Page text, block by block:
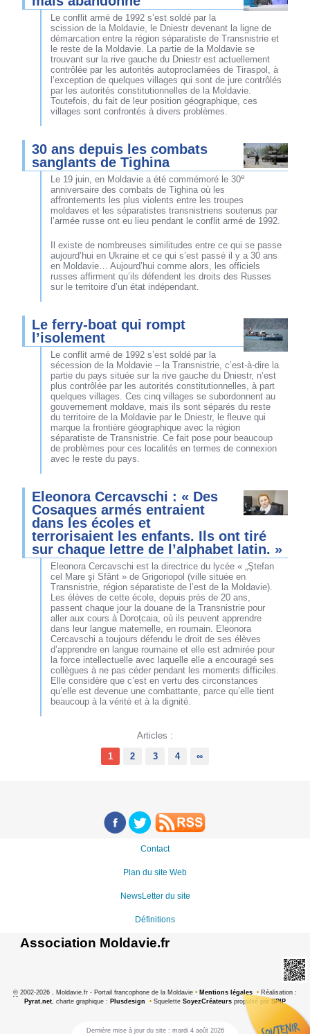
Le conflit armé de 1992 s’est soldé par la
scission de la Moldavie, le Dniestr devenant la ligne de
démarcation entre la région séparatiste de Transnistrie et
le reste de la Moldavie. La partie de la Moldavie se
trouvant sur la rive gauche du Dniestr est actuellement
contrôlée par les autorités autoproclamées de Tiraspol, à
l’exception de quelques villages qui sont de jure contrôlés
par les autorités constitutionnelles de la Moldavie.
Toutefois, du fait de leur position géographique, ces
villages sont confrontés à divers problèmes.
30 ans depuis les combats
sanglants de Tighina
Le 19 juin, en Moldavie a été commémoré le 30e
anniversaire des combats de Tighina où les
affrontements les plus violents entre les troupes
moldaves et les séparatistes transnistriens soutenus par
l’armée russe ont eu lieu pendant le conflit armé de 1992.
Il existe de nombreuses similitudes entre ce qui se passe
aujourd’hui en Ukraine et ce qui s’est passé il y a 30 ans
en Moldavie… Aujourd’hui comme alors, les officiels
russes affirment qu’ils défendent les droits des Russes
sur le territoire d’un état indépendant.
Le ferry-boat qui rompt
l’isolement
Le conflit armé de 1992 s’est soldé par la
sécession de la Moldavie – la Transnistrie, c’est-à-dire la
partie du pays située sur la rive gauche du Dniestr, n’est
plus contrôlée par les autorités constitutionnelles, à part
quelques villages. Ces cinq villages se subordonnent au
gouvernement moldave, mais ils sont séparés du reste
du territoire de la Moldavie par le Dniestr, le fleuve qui
marque la frontière géographique avec la région
séparatiste de Transnistrie. Ce fait pose pour beaucoup
de problèmes pour ces localités en termes de connexion
avec le reste du pays.
Eleonora Cercavschi : « Des
Cosaques armés entraient
dans les écoles et
terrorisaient les enfants. Ils ont tiré
sur chaque lettre de l’alphabet latin. »
Eleonora Cercavschi est la directrice du lycée « „Ştefan
cel Mare şi Sfânt » de Grigoriopol (ville située en
Transnistrie, région séparatiste de l’est de la Moldavie).
Les élèves de cette école, depuis près de 20 ans,
passent chaque jour la douane de la Transnistrie pour
aller aux cours à Doroțcaia, où ils peuvent apprendre
dans leur langue maternelle, en roumain. Eleonora
Cercavschi a toujours défendu le droit de ses élèves
d’apprendre en langue roumaine et elle est admirée pour
la force intellectuelle avec laquelle elle a encouragé ses
collègues à ne pas céder pendant les moments difficiles.
Elle considère que c’est en vertu des circonstances
qu’elle est devenue une combattante, parce qu’elle tient
beaucoup à la vérité et à la dignité.
Articles :
1 2 3 4 ∞
Contact
Plan du site Web
NewsLetter du site
Définitions
Association Moldavie.fr
© 2002-2026 , Moldavie.fr - Portail francophone de la Moldavie • Mentions légales • Réalisation :
Pyrat.net, charte graphique : Plusdesign • Squelette SoyezCréateurs propulsé par SPIP
Dernière mise à jour du site : mardi 4 août 2026